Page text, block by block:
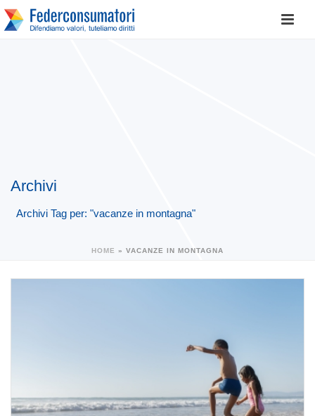
Archivi
Archivi Tag per: "vacanze in montagna"
HOME » VACANZE IN MONTAGNA